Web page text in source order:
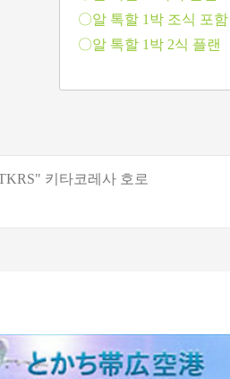
〇알 톡할 1박 조식 포함
〇알 톡할 1박 2식 플랜
키타코레사 호로